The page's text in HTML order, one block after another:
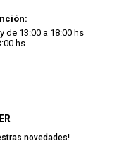
novedades!
de 13:00 a 18:00 hs
hs